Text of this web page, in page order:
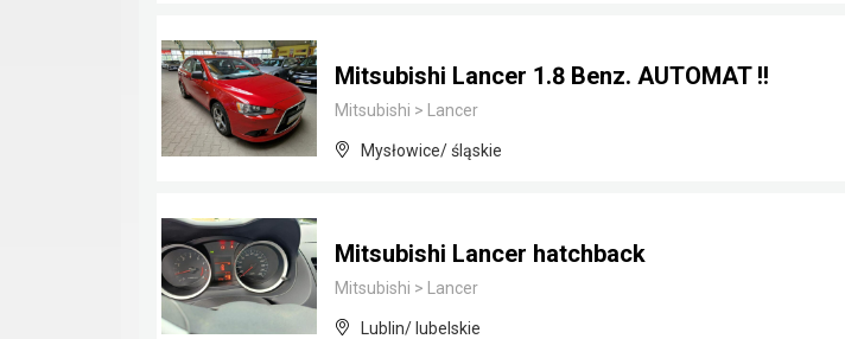
Mitsubishi Lancer 1.8 Benz. AUTOMAT !!
Mitsubishi > Lancer
Mysłowice/ śląskie
Mitsubishi Lancer hatchback
Mitsubishi > Lancer
Lublin/ lubelskie